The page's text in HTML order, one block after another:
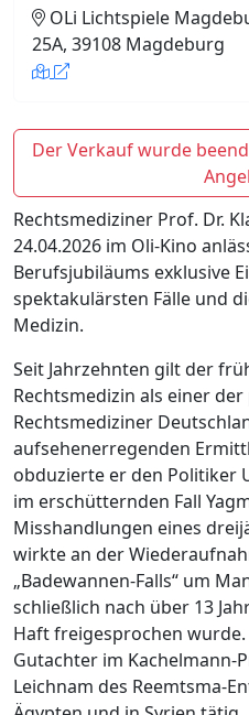
OLi Lichtspiele
25A, 39108 Magdeburg
Der Verkauf wurde
Rechtsmediziner Prof. Dr.
24.04.2026 im Oli-Kino
Berufsjubiläums exklusive
spektakulärsten Fälle und
Medizin.
Seit Jahrzehnten gilt der
Rechtsmedizin als einer
Rechtsmediziner
aufsehenerregenden
obduzierte er den Politiker
im erschütternden Fall
Misshandlungen eines
wirkte an der
„Badewannen-Falls“ um
schließlich nach über 13
Haft freigesprochen
Gutachter im Kachelmann-
Leichnam des Reemtsma-